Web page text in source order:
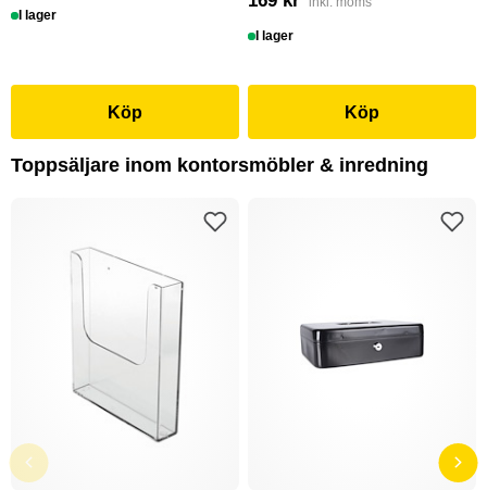
I lager
Köp
I lager
Köp
Toppsäljare inom kontorsmöbler & inredning